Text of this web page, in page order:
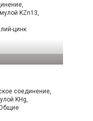
KZn13,
​цинк
соединение,
KHg,
Общие